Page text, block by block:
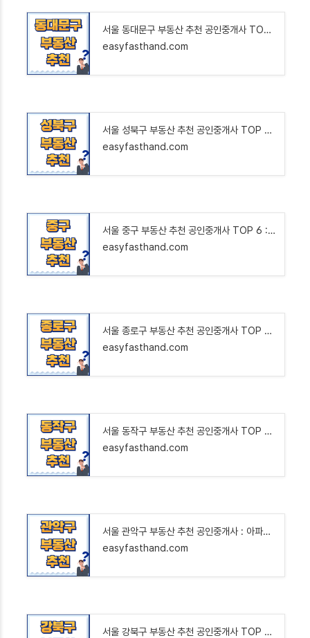
서울 동대문구 부동산 추천 공인중개사 TOP 6 : 아파트 오피스텔 빌라 상가 원룸 투룸 상가 매매
easyfasthand.com
서울 성북구 부동산 추천 공인중개사 TOP 6 : 아파트 오피스텔 빌라 상가 원룸 투룸 상가 매매 전
easyfasthand.com
서울 중구 부동산 추천 공인중개사 TOP 6 : 아파트 오피스텔 빌라 상가 원룸 투룸 상가 매매 전세
easyfasthand.com
서울 종로구 부동산 추천 공인중개사 TOP 6 : 아파트 오피스텔 빌라 상가 원룸 투룸 상가 매매 전
easyfasthand.com
서울 동작구 부동산 추천 공인중개사 TOP 6 : 아파트 오피스텔 빌라 상가 원룸 투룸 상가 매매 전
easyfasthand.com
서울 관악구 부동산 추천 공인중개사 : 아파트 오피스텔 빌라 상가 원룸 투룸 상가 매매 전세 월
easyfasthand.com
서울 강북구 부동산 추천 공인중개사 TOP 5 : 아파트 오피스텔 빌라 원룸 투룸 상가 전세 매매 월